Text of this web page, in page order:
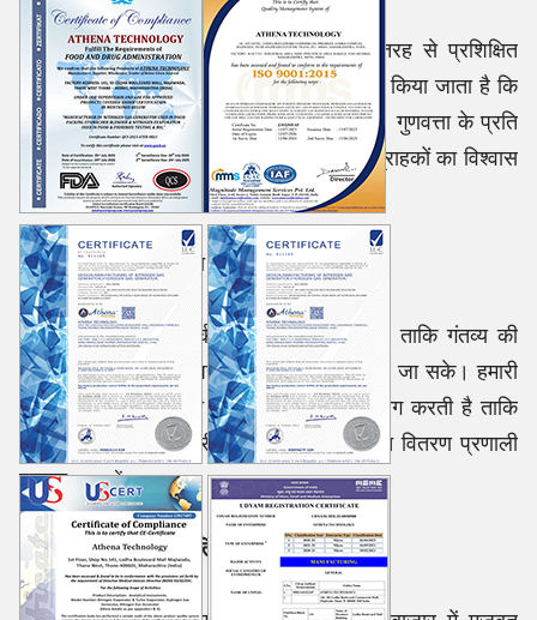
हमारी निर्माण प्रक्रियाओं का पर्यवेक्षण अच्छी तरह से प्रशिक्षित
कर्मियों द्वारा किया जाता है, इसलिए यह सुनिश्चित किया जाता है कि
उपकरण का हर टुकड़ा भरोसेमंद और टिकाऊ हो। गुणवत्ता के प्रति
हमारा समर्पण ही है जिसने हमें विभिन्न उद्योगों में ग्राहकों का विश्वास
दिलायाहै।
शिपमेंट नेटवर्कहमारे द्वारा
एक कुशल शिपिंग नेटवर्क विकसित किया गया है ताकि गंतव्य की
परवाह किए बिना समय पर डिलीवरी सुनिश्चित की जा सके। हमारी
लॉजिस्टिक टीम स्थापित भागीदारों के साथ सहयोग करती है ताकि
हम घरेलू और अंतरराष्ट्रीय स्तर पर एक सुरक्षित वितरण प्रणाली
प्रदानकर सकें।
वैश्विक बाजार में उपस्थिति